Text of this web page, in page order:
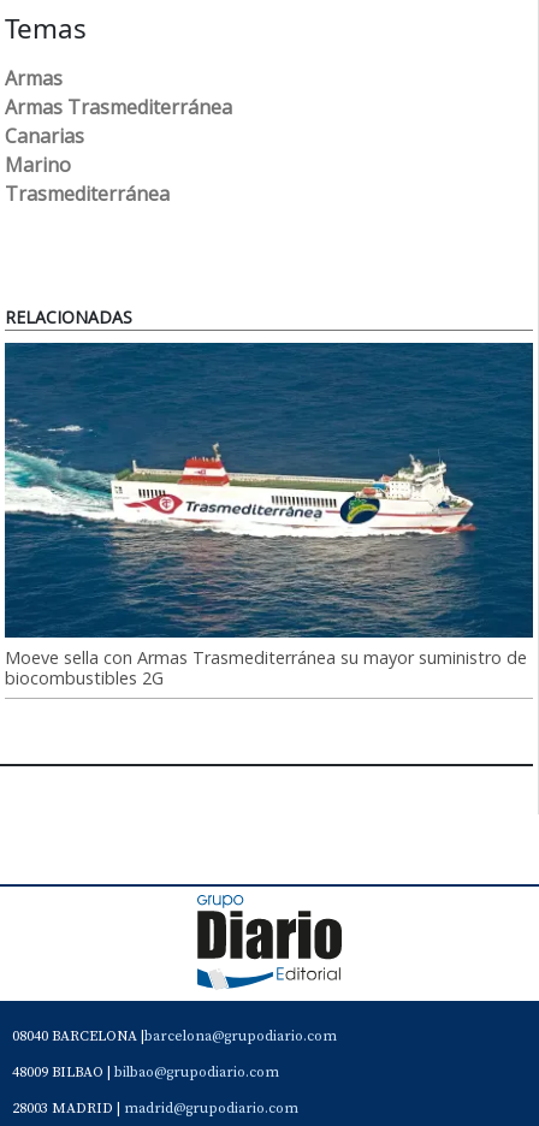
Temas
Armas
Armas Trasmediterránea
Canarias
Marino
Trasmediterránea
RELACIONADAS
Moeve sella con Armas Trasmediterránea su mayor suministro de
biocombustibles 2G
08040 BARCELONA | barcelona@grupodiario.com
48009 BILBAO | bilbao@grupodiario.com
28003 MADRID | madrid@grupodiario.com